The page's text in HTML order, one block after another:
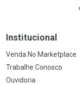
Institucional
Venda No Marketplace
Trabalhe Conosco
Ouvidoria